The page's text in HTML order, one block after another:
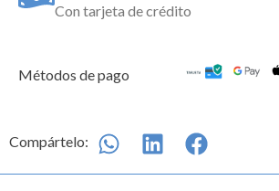
Con tarjeta de crédito
Métodos de pago
Compártelo: